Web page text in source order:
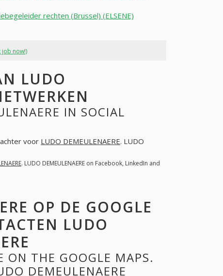
rechten (Brussel) (ELSENE)
job now!)
LUDO
IN SOCIAL
voor LUDO DEMEULENAERE. LUDO
. LUDO DEMEULENAERE on Facebook, LinkedIn and
OP DE GOOGLE
LUDO
ON THE GOOGLE MAPS.
DEMEULENAERE